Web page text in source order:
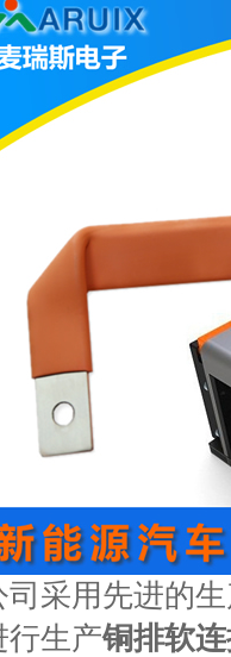
司采用先进的
行生产铜排软